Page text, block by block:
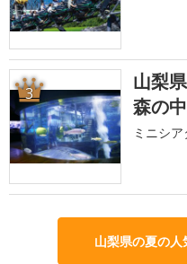
3
山梨
森の
ミニシ
山梨県の夏の